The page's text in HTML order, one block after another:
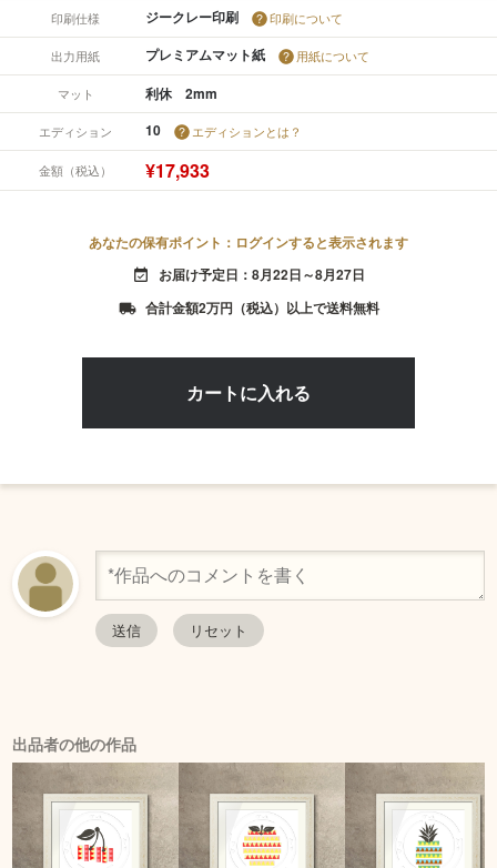
印刷仕様 ジークレー印刷 印刷について
出力用紙 プレミアムマット紙 用紙について
マット 利休 2mm
エディション 10 エディションとは？
金額（税込） ¥17,933
あなたの保有ポイント：ログインすると表示されます
event_available お届け予定日：8月22日～8月27日
local_shipping 合計金額2万円（税込）以上で送料無料
出品者の他の作品